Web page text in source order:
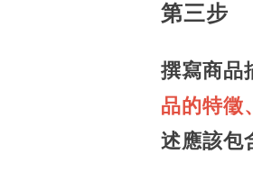
第三步
撰寫商品
品的特徵
述應該包